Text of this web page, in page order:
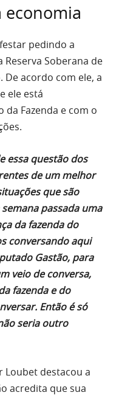
economia
pedindo a
Soberana de
De acordo com ele, a
ele está
Fazenda e com o
essa questão dos
de um melhor
que são
passada uma
da fazenda do
conversando aqui
Gastão, para
veio de conversa,
fazenda e do
Então é só
seria outro
Loubet destacou a
acredita que sua